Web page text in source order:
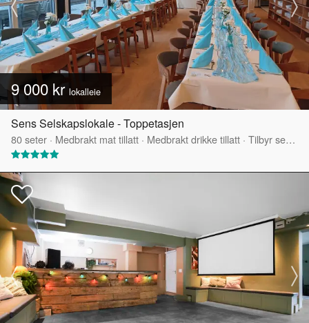
9 000 kr lokalleie
Sens Selskapslokale - Toppetasjen
80seter · Medbrakt mat tillatt · Medbrakt drikke tillatt · Tilbyr servering